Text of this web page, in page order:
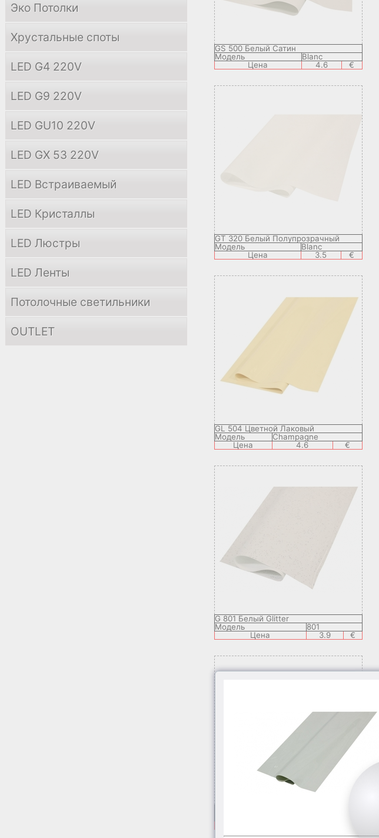
Эко Потолки
Хрустальные споты
LED G4 220V
LED G9 220V
LED GU10 220V
LED GX 53 220V
LED Встраиваемый
LED Кристаллы
LED Люстры
LED Ленты
Потолочные светильники
OUTLET
GS 500 Белый Сатин
Модель
Blanc
Цена
4.6 €
GT 320 Белый Полупрозрачный
Модель
Blanc
Цена
3.5 €
GL 504 Цветной Лаковый
Модель
Champagne
Цена
4.6 €
G 801 Белый Glitter
Модель
801
Цена
3.9 €